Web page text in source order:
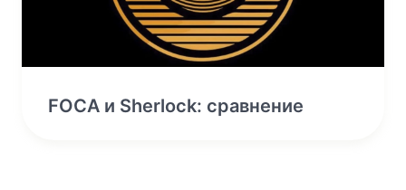
FOCA и Sherlock: сравнение